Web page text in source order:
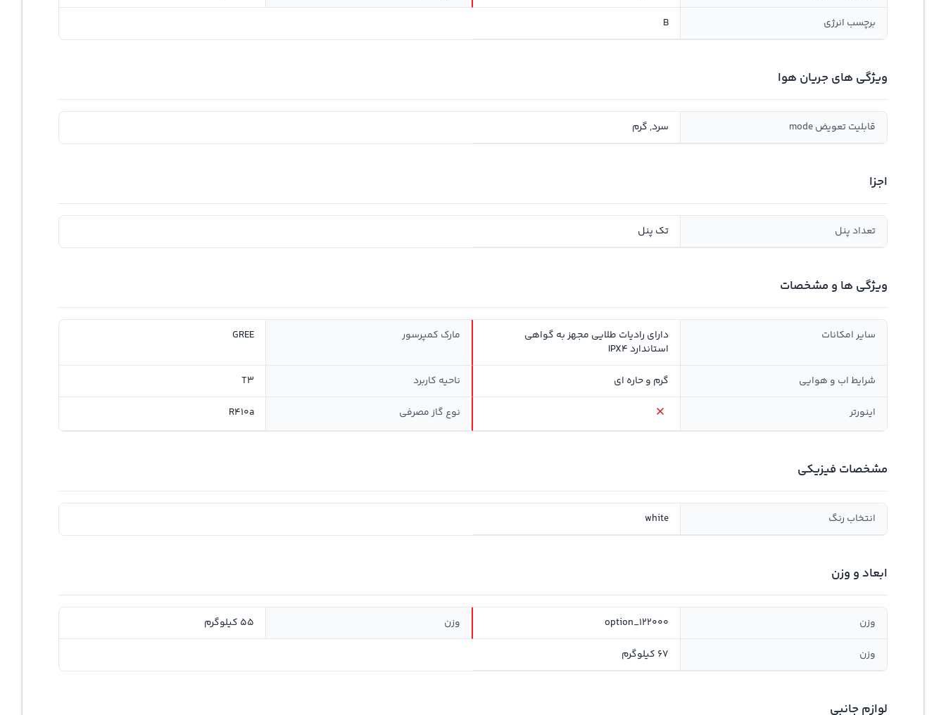
برچسب انرژی B
ویژگی های جریان هوا
قابلیت تعویض mode سرد, گرم
اجزا
تعداد پنل تک پنل
ویژگی ها و مشخصات
سایر امکانات
دارای رادیات طلایی مجهز به گواهی
استاندارد IPX4
مارک کمپرسور GREE
شرایط اب و هوایی گرم و حاره ای ناحیه کاربرد T3
اینورتر نوع گاز مصرفی R410a
مشخصات فیزیکی
انتخاب رنگ white
ابعاد و وزن
وزن option_122000 وزن 55 کیلوگرم
وزن 67 کیلوگرم
لوازم جانبی